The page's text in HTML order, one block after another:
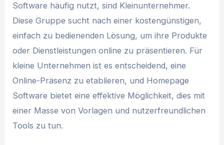
Software häufig nutzt, sind Kleinunternehmer.
Diese Gruppe sucht nach einer kostengünstigen,
einfach zu bedienenden Lösung, um ihre Produkte
oder Dienstleistungen online zu präsentieren. Für
kleine Unternehmen ist es entscheidend, eine
Online-Präsenz zu etablieren, und Homepage
Software bietet eine effektive Möglichkeit, dies mit
einer Masse von Vorlagen und nutzerfreundlichen
Tools zu tun.